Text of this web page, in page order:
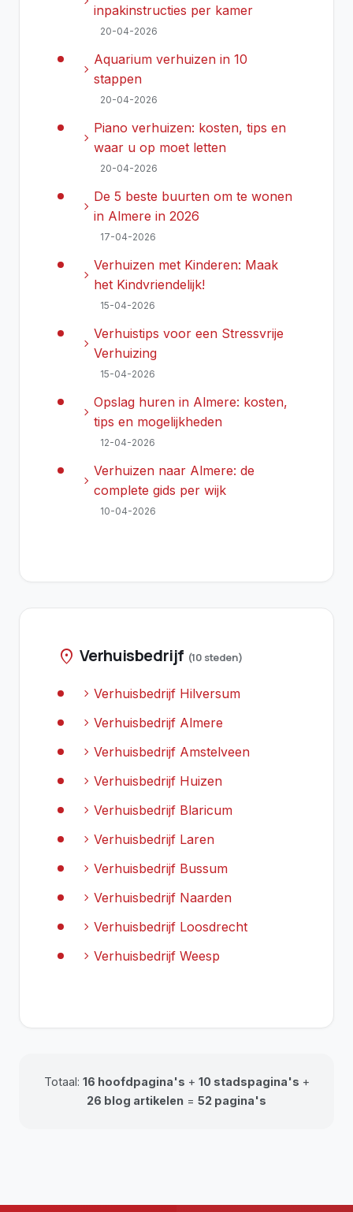
inpakinstructies per kamer
20-04-2026
chevron_right
Aquarium verhuizen in 10
stappen
20-04-2026
chevron_right
Piano verhuizen: kosten, tips en
waar u op moet letten
20-04-2026
chevron_right
De 5 beste buurten om te wonen
in Almere in 2026
17-04-2026
chevron_right
Verhuizen met Kinderen: Maak
het Kindvriendelijk!
15-04-2026
chevron_right
Verhuistips voor een Stressvrije
Verhuizing
15-04-2026
chevron_right
Opslag huren in Almere: kosten,
tips en mogelijkheden
12-04-2026
chevron_right
Verhuizen naar Almere: de
complete gids per wijk
10-04-2026
location_on Verhuisbedrijf (10 steden)
chevron_right Verhuisbedrijf Hilversum
chevron_right Verhuisbedrijf Almere
chevron_right Verhuisbedrijf Amstelveen
chevron_right Verhuisbedrijf Huizen
chevron_right Verhuisbedrijf Blaricum
chevron_right Verhuisbedrijf Laren
chevron_right Verhuisbedrijf Bussum
chevron_right Verhuisbedrijf Naarden
chevron_right Verhuisbedrijf Loosdrecht
chevron_right Verhuisbedrijf Weesp
Totaal: 16 hoofdpagina's + 10 stadspagina's +
26 blog artikelen = 52 pagina's